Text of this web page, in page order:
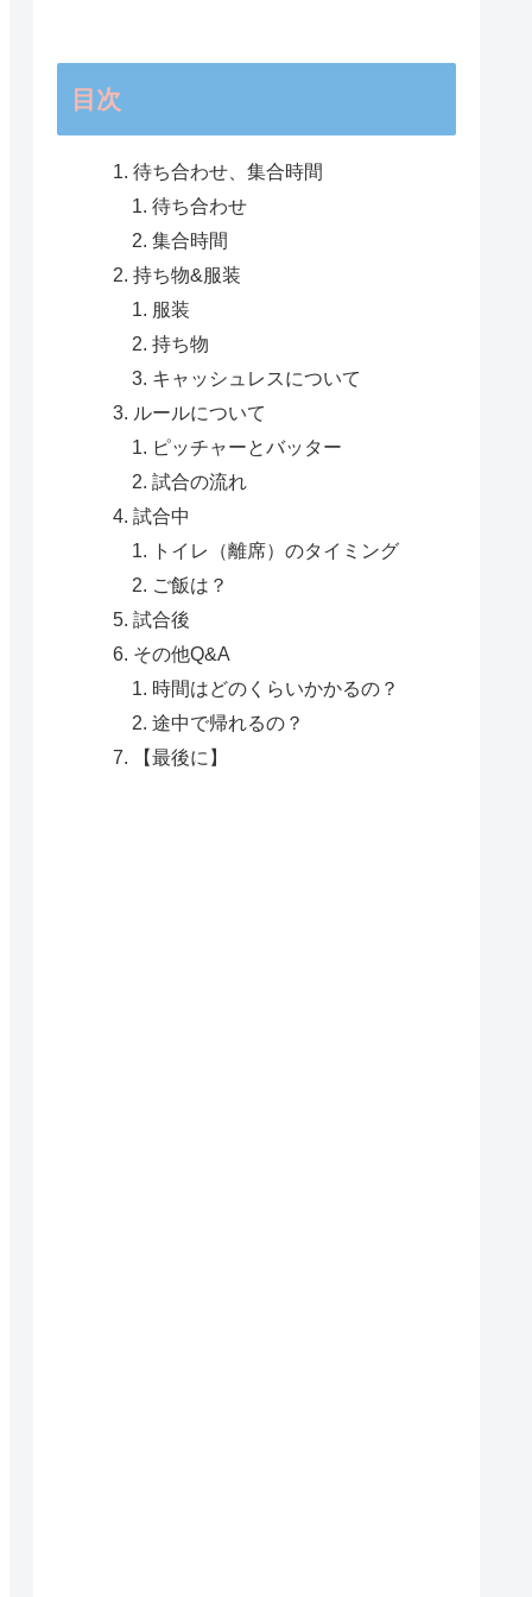
目次
待ち合わせ、集合時間
待ち合わせ
集合時間
持ち物&服装
服装
持ち物
キャッシュレスについて
ルールについて
ピッチャーとバッター
試合の流れ
試合中
トイレ（離席）のタイミング
ご飯は？
試合後
その他Q&A
時間はどのくらいかかるの？
途中で帰れるの？
【最後に】